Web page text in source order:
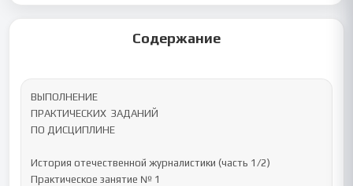
Содержание
ВЫПОЛНЕНИЕ
ПРАКТИЧЕСКИХ  ЗАДАНИЙ
ПО ДИСЦИПЛИНЕ
История отечественной журналистики (часть 1/2)
Практическое занятие № 1